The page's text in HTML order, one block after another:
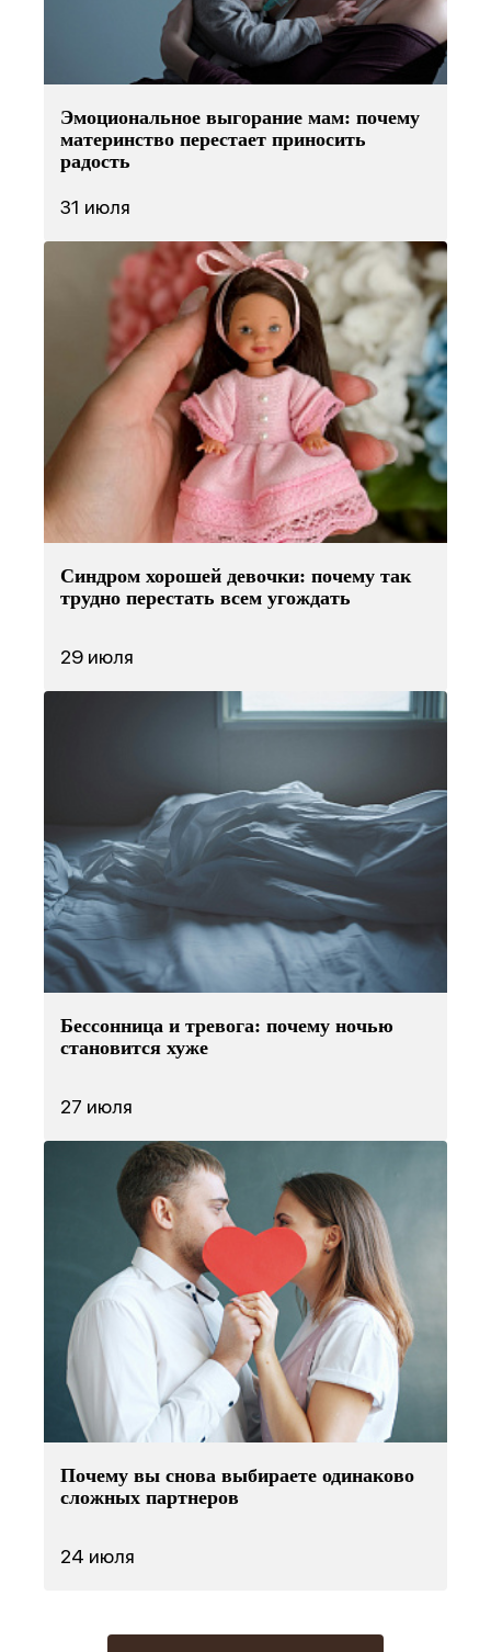
Эмоциональное выгорание мам: почему
материнство перестает приносить
радость
31 июля
Синдром хорошей девочки: почему так
трудно перестать всем угождать
29 июля
Бессонница и тревога: почему ночью
становится хуже
27 июля
Почему вы снова выбираете одинаково
сложных партнеров
24 июля